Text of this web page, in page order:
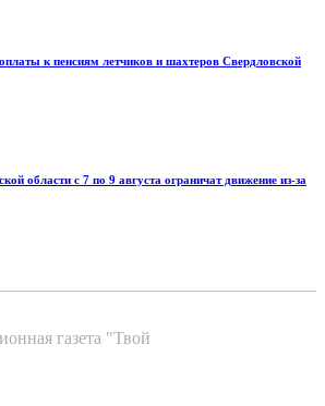
к пенсиям летчиков и шахтеров Свердловской
области с 7 по 9 августа ограничат движение из-за
газета "Твой